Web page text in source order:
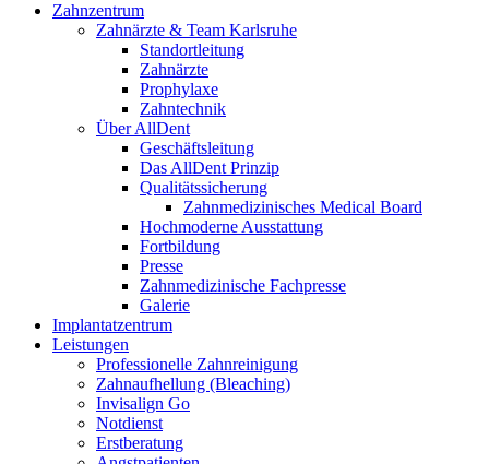
Zahnzentrum
Zahnärzte & Team Karlsruhe
Standortleitung
Zahnärzte
Prophylaxe
Zahntechnik
Über AllDent
Geschäftsleitung
Das AllDent Prinzip
Qualitätssicherung
Zahnmedizinisches Medical Board
Hochmoderne Ausstattung
Fortbildung
Presse
Zahnmedizinische Fachpresse
Galerie
Implantatzentrum
Leistungen
Professionelle Zahnreinigung
Zahnaufhellung (Bleaching)
Invisalign Go
Notdienst
Erstberatung